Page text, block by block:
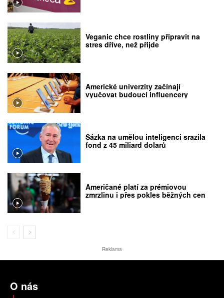
Veganic chce rostliny připravit na
stres dříve, než přijde
Americké univerzity začínají
vyučovat budoucí influencery
Sázka na umělou inteligenci srazila
fond z 45 miliard dolarů
Američané platí za prémiovou
zmrzlinu i přes pokles běžných cen
Reklama
O nás